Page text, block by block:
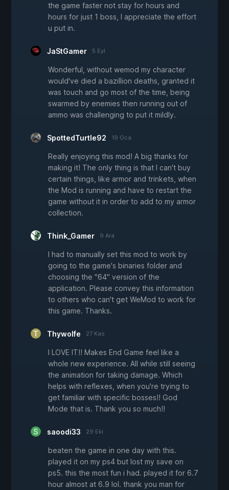
the game faster not stay for hours and
hours for just 1 boss, I appreciate the effort
u put in.
JaStGamer 5 Eyl
Wonderful, without wemod my character
would've died a bazillion deaths, granted it
was touch and go most of the time, being
swarmed by enemies then running out of
ammo was challenging to put it mildly.
SpottedTurtle92 19 Oca
Really enjoying this mod! A big thanks for
making it! The only thing is that I can't buy
certain things, like armor and trinkets, when
the Mod is running and have to restart the
game without it in order to add to my armor
collection.
Think_Gamer 9 Ara
I had to manually set this mod to work by
going to the game's binaries folder and
choosing the "64" version of the
application. Please convey this information
to others who can't get WeMod to work for
this game. Thanks.
Thywolfe 27 Kas
I LOVE IT!! Makes End Game feel like a
whole new experience. All while still seeing
the animation for taking damage. Which
helps with reflexes, when you're trying to
get familiar with specific bosses!! God
Mode that is. Thank you so much!!
saoodi33 29 Eki
beaten the game in one day with this.
played it on my ps4 but lost my save on
ps5. this the most fun i had. played it for 6.7
hour almost at 6.9 lol. thank you man for